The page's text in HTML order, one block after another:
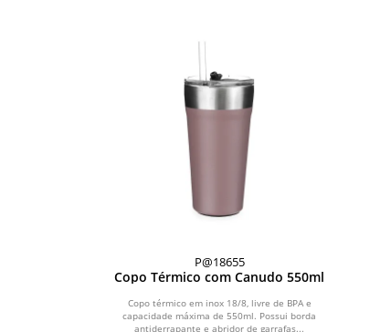
P@18655
Copo Térmico com Canudo 550ml
Copo térmico em inox 18/8, livre de BPA e
capacidade máxima de 550ml. Possui borda
antiderrapante e abridor de garrafas...